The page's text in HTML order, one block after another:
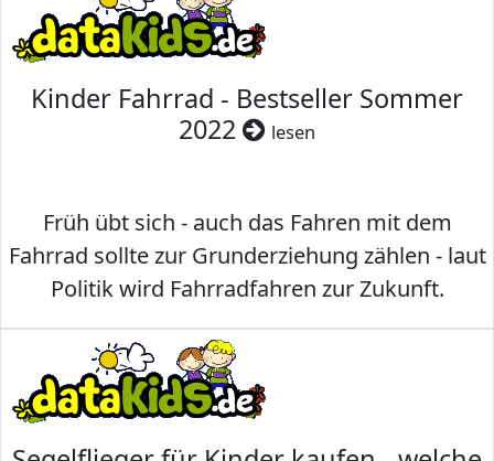
Kinder Fahrrad - Bestseller Sommer
2022
lesen
Früh übt sich - auch das Fahren mit dem
Fahrrad sollte zur Grunderziehung zählen - laut
Politik wird Fahrradfahren zur Zukunft.